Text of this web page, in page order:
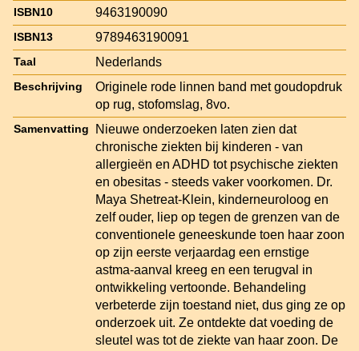
ISBN10 9463190090
ISBN13 9789463190091
Taal Nederlands
Beschrijving
Originele rode linnen band met goudopdruk
op rug, stofomslag, 8vo.
Samenvatting
Nieuwe onderzoeken laten zien dat
chronische ziekten bij kinderen - van
allergieën en ADHD tot psychische ziekten
en obesitas - steeds vaker voorkomen. Dr.
Maya Shetreat-Klein, kinderneuroloog en
zelf ouder, liep op tegen de grenzen van de
conventionele geneeskunde toen haar zoon
op zijn eerste verjaardag een ernstige
astma-aanval kreeg en een terugval in
ontwikkeling vertoonde. Behandeling
verbeterde zijn toestand niet, dus ging ze op
onderzoek uit. Ze ontdekte dat voeding de
sleutel was tot de ziekte van haar zoon. De